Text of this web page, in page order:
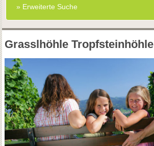
» Erweiterte Suche
Grasslhöhle Tropfsteinhöhle